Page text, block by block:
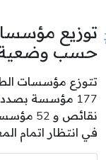
توزيع
حسب
تتوزع مؤسسات
في انتظار اتمام